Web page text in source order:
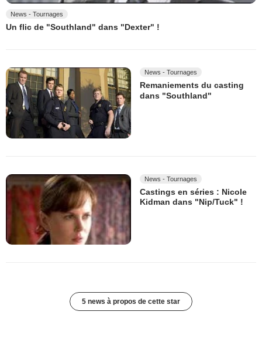
News - Tournages
Un flic de "Southland" dans "Dexter" !
News - Tournages
Remaniements du casting
dans "Southland"
News - Tournages
Castings en séries : Nicole
Kidman dans "Nip/Tuck" !
5 news à propos de cette star